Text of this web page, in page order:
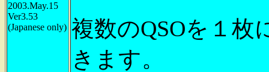
2003.May.15
Ver3.53
(Japanese only) 複数のQSOを１
きます。